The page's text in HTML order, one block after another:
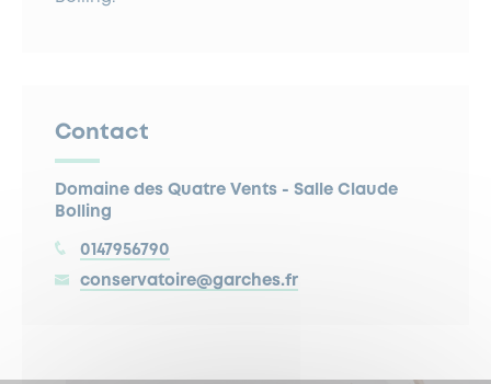
Contact
Domaine des Quatre Vents - Salle Claude
Bolling
0147956790
conservatoire@garches.fr